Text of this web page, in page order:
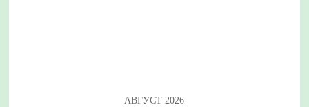
АВГУСТ 2026